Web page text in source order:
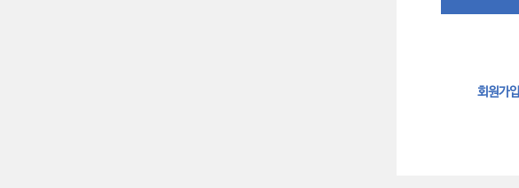
회원가입